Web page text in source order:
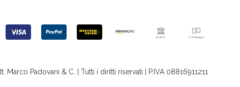
Marco Padovani & C. | Tutti i diritti riservati | P.IVA 08816911211